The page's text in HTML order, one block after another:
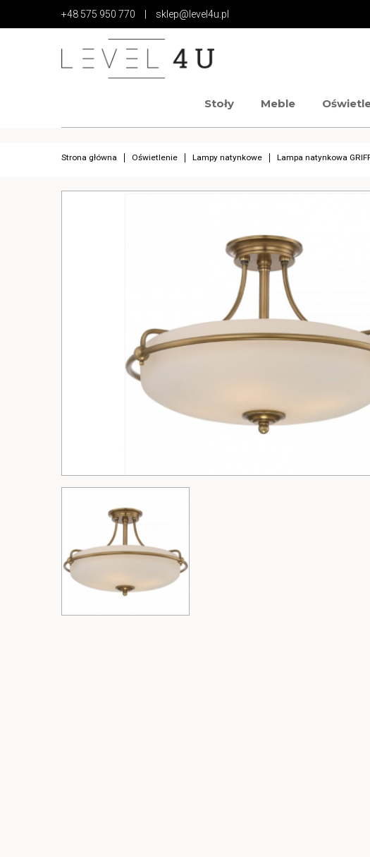
+48 575 950 770 sklep@level4u.pl
Stoły Meble
Strona główna Oświetlenie Lampy natynkowe Lampa natynkowa